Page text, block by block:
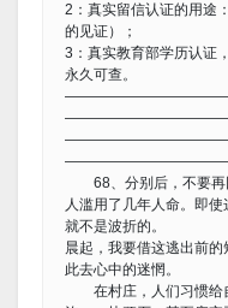
2：真实留信认证的用途
的见证）；
3：真实教育部学历认证
永久可查。
68、分别后，不要再
人滥用了几年人命。即
就不是波折的。
晨起，我要借这逃出前
此去心中的迷惘。
在村庄，人们习惯给